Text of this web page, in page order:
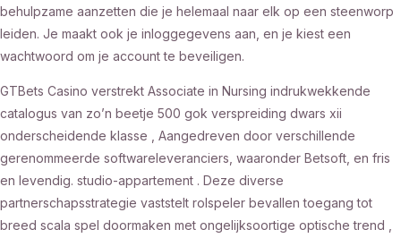
behulpzame aanzetten die je helemaal naar elk op een steenworp
leiden. Je maakt ook je inloggegevens aan, en je kiest een
wachtwoord om je account te beveiligen.
GTBets Casino verstrekt Associate in Nursing indrukwekkende
catalogus van zo’n beetje 500 gok verspreiding dwars xii
onderscheidende klasse , Aangedreven door verschillende
gerenommeerde softwareleveranciers, waaronder Betsoft, en fris
en levendig. studio-appartement . Deze diverse
partnerschapsstrategie vaststelt rolspeler bevallen toegang tot
breed scala spel doormaken met ongelijksoortige optische trend ,